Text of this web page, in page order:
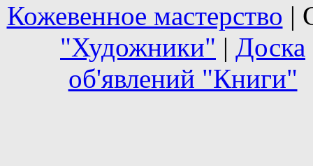
Кожевенное мастерство |
"Художники" | Доска
об'явлений "Книги"